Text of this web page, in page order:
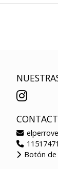
Botón